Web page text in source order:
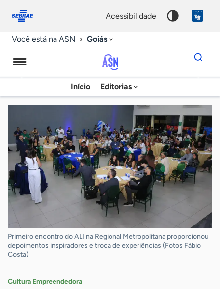
conosco
acessibilidade
Você está na ASN Goiás
Agência
Sebrae
de
Notícias
Início Editorias
Dados
para
chave
Primeiro encontro do ALI na Regional Metropolitana proporcionou
depoimentos inspiradores e troca de experiências (Fotos Fábio
Costa)
Cultura Empreendedora